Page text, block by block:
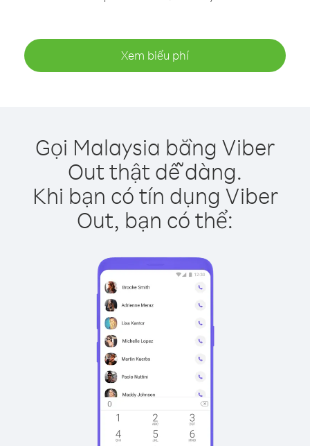
Xem biểu phí
Gọi Malaysia bằng Viber
Out thật dễ dàng.
Khi bạn có tín dụng Viber
Out, bạn có thể: